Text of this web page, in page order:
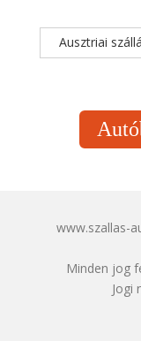
Ausztriai
www.szallas-
Minden jog
Jogi